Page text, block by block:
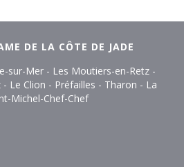
DE LA CÔTE DE JADE
sur-Mer - Les Moutiers-en-Retz -
Le Clion - Préfailles - Tharon - La
Michel-Chef-Chef